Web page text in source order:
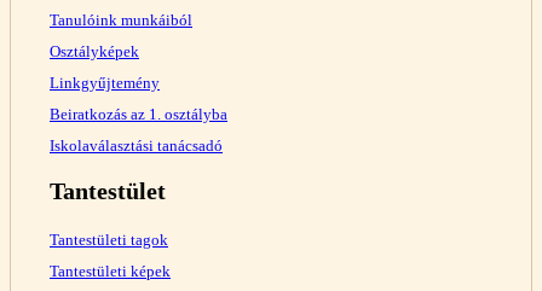
Tanulóink munkáiból
Osztályképek
Linkgyűjtemény
Beiratkozás az 1. osztályba
Iskolaválasztási tanácsadó
Tantestület
Tantestületi tagok
Tantestületi képek